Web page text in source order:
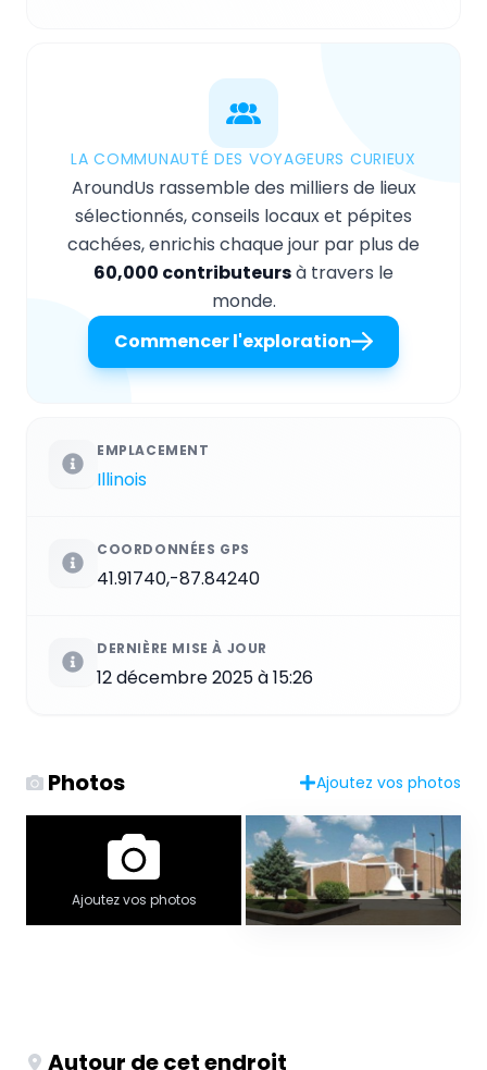
LA COMMUNAUTÉ DES VOYAGEURS CURIEUX
AroundUs rassemble des milliers de lieux
sélectionnés, conseils locaux et pépites
cachées, enrichis chaque jour par plus de
60,000 contributeursà travers le
monde.
Commencer l'exploration
EMPLACEMENT
Illinois
COORDONNÉES GPS
41.91740,-87.84240
DERNIÈRE MISE À JOUR
12 décembre 2025 à 15:26
Photos Ajoutez vos photos
Ajoutez vos photos
Autour de cet endroit